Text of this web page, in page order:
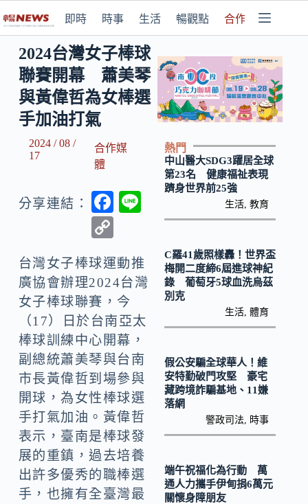
即時 時事 生活 暢觀點 合作媒體
2024台灣女子棒球
聯賽開幕 蕭美琴
與黃偉哲為女棒選
手加油打氣
2024 / 08 /
17
合作媒
體
分享連結：
F
b
o
o
k
p
y
Li
n
k
台灣女子棒球運動推
廣協會辦理2024台灣
女子棒球聯賽，今
（17）日於台南亞太
棒球訓練中心開幕，
副總統蕭美琴與台南
市長黃偉哲到場參與
開球，為女性棒球選
手打氣加油。黃偉哲
表示，臺南是棒球發
展的重鎮，過去培養
出許多優秀的職棒選
手，也擁有全臺灣最
熱門
中山醫大SDG3躍居全球
第23名 健康福祉表現
躋身世界前25強
生活 ,教育
C羅41歲照樣轟！世界盃
梅開二度締6屆進球神紀
錄 葡萄牙5球血洗烏茲
別克
生活 ,體育
假公安騙全球華人！維
安特勤破門攻堅 豪宅
藏跨境詐騙基地、11嫌
落網
警政司法 時事
端午祝福化為行動 萬
通人力攜手伊甸捐6萬元
關懷身障朋友